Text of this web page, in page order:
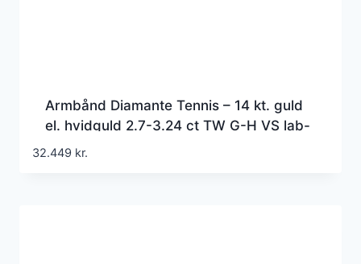
Armbånd Diamante Tennis – 14 kt. guld
el. hvidguld 2.7-3.24 ct TW G-H VS lab-
grown diamanter
32.449 kr.